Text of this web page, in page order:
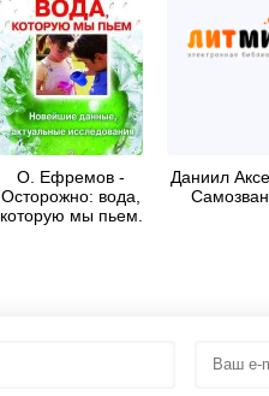
О. Ефремов -
Осторожно: вода,
которую мы пьем.
Даниил